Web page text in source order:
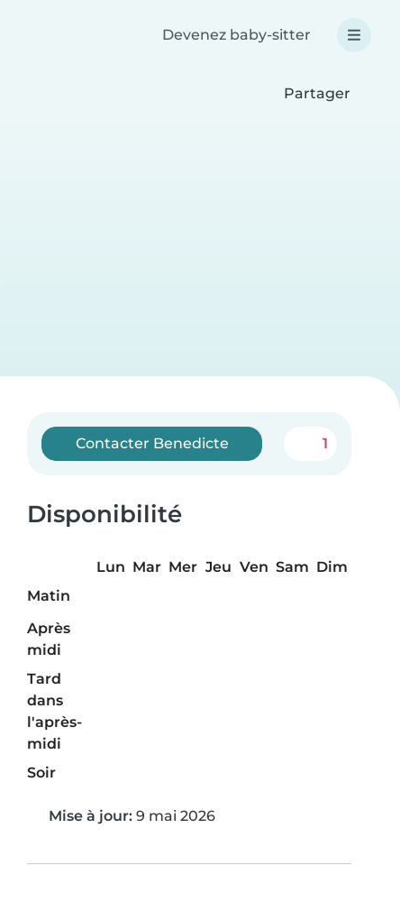
Devenez baby-sitter
Partager
Contacter Benedicte 1
Disponibilité
Lun Mar Mer Jeu Ven Sam Dim
Matin
Après
midi
Tard
dans
l'après-
midi
Soir
Mise à jour: 9 mai 2026